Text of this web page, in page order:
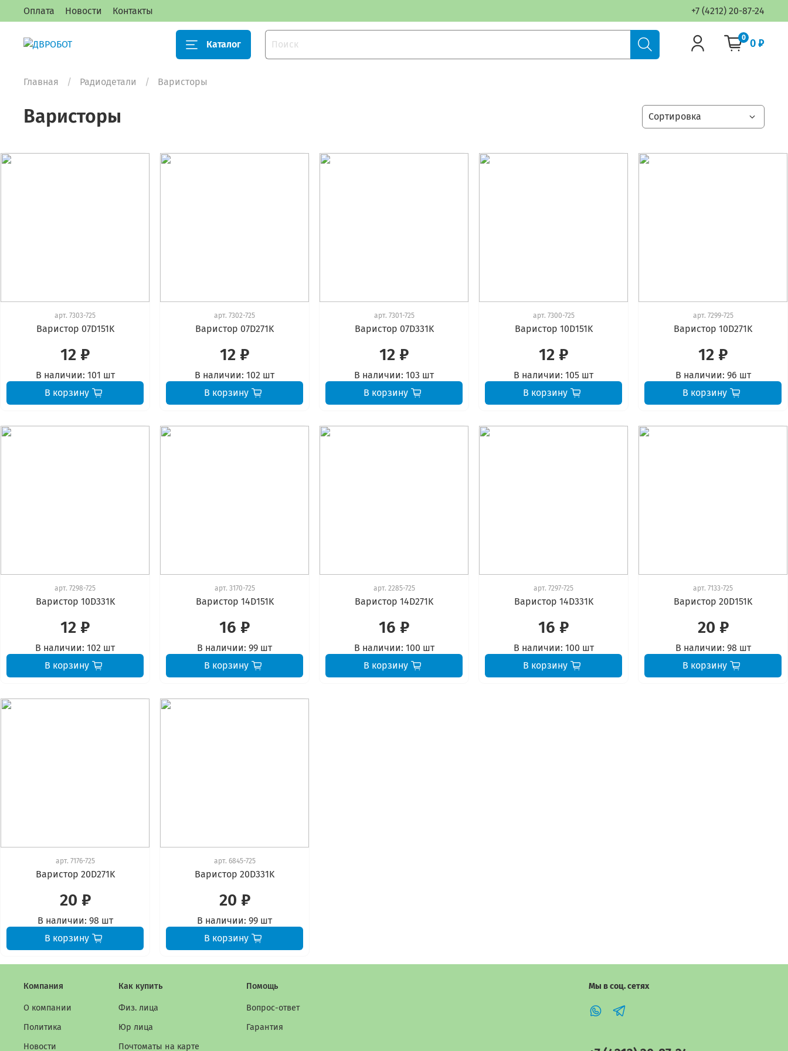
Оплата Новости Контакты +7 (4212) 20-87-24
Каталог
0 0 ₽
Главная Радиодетали Варисторы
Варисторы
арт. 7303-725
Варистор 07D151K
12 ₽
В наличии: 101 шт
В корзину
арт. 7302-725
Варистор 07D271K
12 ₽
В наличии: 102 шт
В корзину
арт. 7301-725
Варистор 07D331K
12 ₽
В наличии: 103 шт
В корзину
арт. 7300-725
Варистор 10D151K
12 ₽
В наличии: 105 шт
В корзину
арт. 7299-725
Варистор 10D271K
12 ₽
В наличии: 96 шт
В корзину
арт. 7298-725
Варистор 10D331K
12 ₽
В наличии: 102 шт
В корзину
арт. 3170-725
Варистор 14D151K
16 ₽
В наличии: 99 шт
В корзину
арт. 2285-725
Варистор 14D271K
16 ₽
В наличии: 100 шт
В корзину
арт. 7297-725
Варистор 14D331K
16 ₽
В наличии: 100 шт
В корзину
арт. 7133-725
Варистор 20D151K
20 ₽
В наличии: 98 шт
В корзину
арт. 7176-725
Варистор 20D271K
20 ₽
В наличии: 98 шт
В корзину
арт. 6845-725
Варистор 20D331K
20 ₽
В наличии: 99 шт
В корзину
Компания
О компании
Политика
Новости
Как купить
Физ. лица
Юр лица
Почтоматы на карте
Помощь
Вопрос-ответ
Гарантия
Мы в соц. сетях